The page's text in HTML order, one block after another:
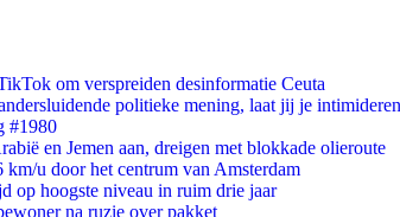
om verspreiden desinformatie Ceuta
politieke mening, laat jij je
#1980
en Jemen aan, dreigen met blokkade olieroute
km/u door het centrum van Amsterdam
op hoogste niveau in ruim drie jaar
na ruzie over pakket